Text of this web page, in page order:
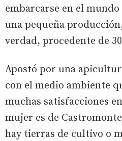
embarcarse en el
una pequeña
verdad, procedente de
Apostó por una
con el medio ambiente
muchas satisfacciones
mujer es de
hay tierras de cultivo o